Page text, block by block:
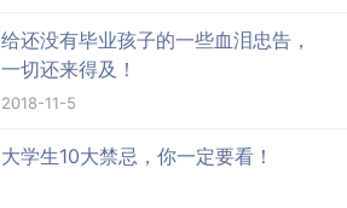
给还没有毕业孩子的一些血泪忠告，
一切还来得及！
2018-11-5
大学生10大禁忌，你一定要看！